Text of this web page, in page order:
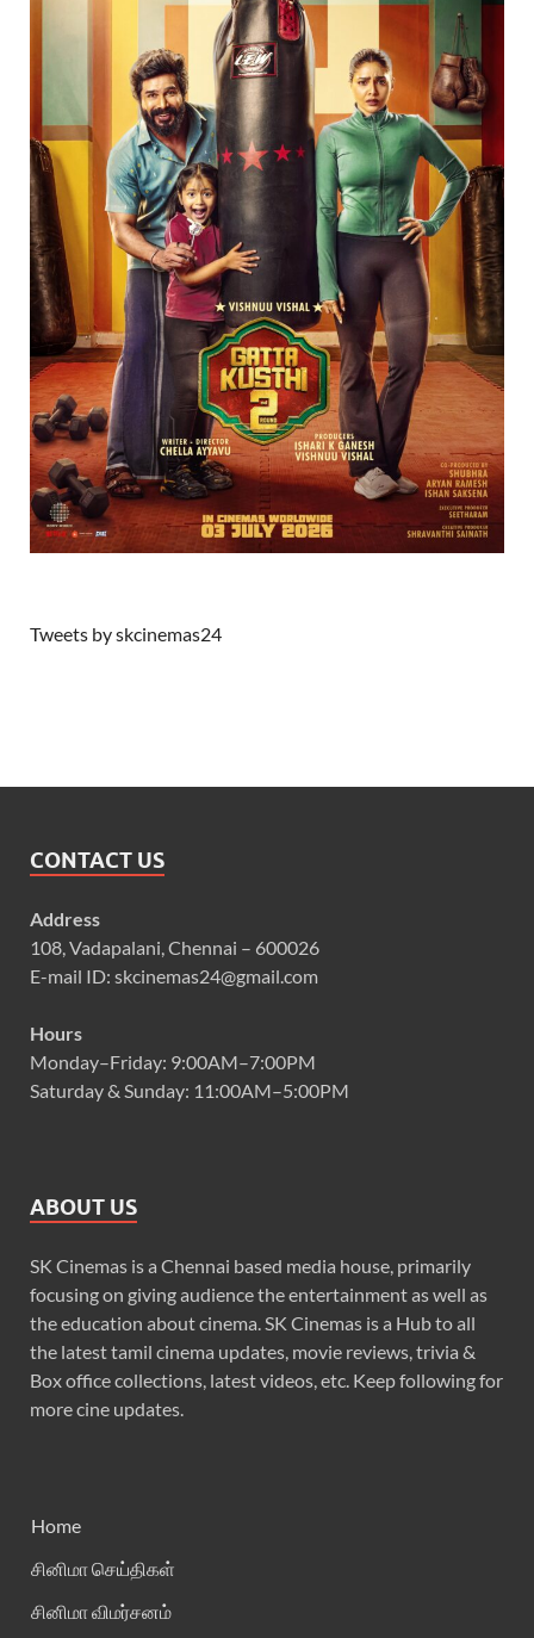
Tweets by skcinemas24
CONTACT US
Address
108, Vadapalani, Chennai – 600026
E-mail ID: skcinemas24@gmail.com
Hours
Monday–Friday: 9:00AM–7:00PM
Saturday & Sunday: 11:00AM–5:00PM
ABOUT US
SK Cinemas is a Chennai based media house, primarily
focusing on giving audience the entertainment as well as
the education about cinema. SK Cinemas is a Hub to all
the latest tamil cinema updates, movie reviews, trivia &
Box office collections, latest videos, etc. Keep following for
more cine updates.
Home
சினிமா செய்திகள்
சினிமா விமர்சனம்